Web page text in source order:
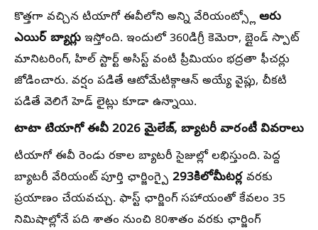
కొత్తగా వచ్చిన టియాగో ఈవీలోని అన్ని వేరియంట్స్లో ఆరు
ఎయిర్ బ్యాగ్లు ఇస్తోంది. ఇందులో 360డిగ్రీ కెమెరా, బ్లైండ్ స్పాట్
మానిటరింగ్, హిల్ స్టార్ట్ అసిస్ట్ వంటి ప్రీమియం భద్రతా ఫీచర్లు
జోడించారు. వర్షం పడితే ఆటోమేటిక్గాఆన్ అయ్యే వైప్లు, చీకటి
పడితే వెలిగే హెడ్ లైట్లు కూడా ఉన్నాయి.
టాటా టియాగో ఈవీ 2026 మైలేజ్, బ్యాటరీ వారంటీ వివరాలు
టియాగో ఈవీ రెండు రకాల బ్యాటరీ సైజుల్లో లభిస్తుంది. పెద్ద
బ్యాటరీ వేరియంట్ పూర్తి ఛార్జింగ్పై 293కిలోమీటర్ల వరకు
ప్రయాణం చేయవచ్చు. ఫాస్ట్ ఛార్జింగ్ సహాయంతో కేవలం 35
నిమిషాల్లోనే పది శాతం నుంచి 80శాతం వరకు ఛార్జింగ్